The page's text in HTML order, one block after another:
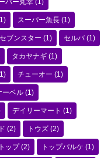
パー丸幸 (1)
スーパー魚長 (1)
セブンスター (1) セルバ(1)
タカヤナギ (1)
チューオー (1)
ーベル (1)
デイリーマート (1)
(2) トウズ (2)
トップ(2) トップパルケ (1)